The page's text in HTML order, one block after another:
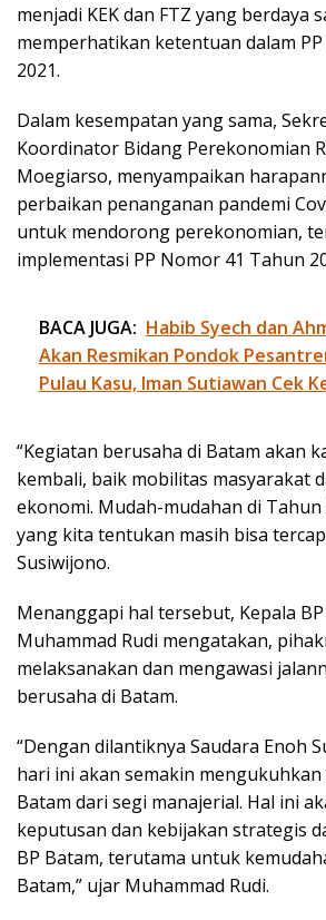
menjadi KEK dan FTZ yang berdaya
memperhatikan ketentuan dalam
2021.
Dalam kesempatan yang sama,
Koordinator Bidang Perekonomian
Moegiarso, menyampaikan
perbaikan penanganan pandemi
untuk mendorong perekonomian,
implementasi PP Nomor 41 Tahun
BACA JUGA: Habib Syech dan
Akan Resmikan Pondok
Pulau Kasu, Iman Sutiawan Cek
“Kegiatan berusaha di Batam akan
kembali, baik mobilitas masyarakat
ekonomi. Mudah-mudahan di
yang kita tentukan masih bisa
Susiwijono.
Menanggapi hal tersebut, Kepala
Muhammad Rudi mengatakan,
melaksanakan dan mengawasi
berusaha di Batam.
“Dengan dilantiknya Saudara Enoh
hari ini akan semakin
Batam dari segi manajerial. Hal ini
keputusan dan kebijakan strategis
BP Batam, terutama untuk
Batam,” ujar Muhammad Rudi.